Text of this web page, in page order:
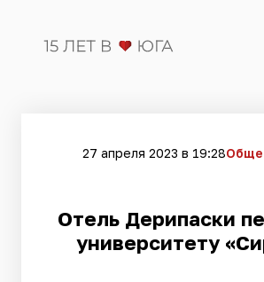
27 апреля 2023 в 19:28
Отель Дерипаски
университету